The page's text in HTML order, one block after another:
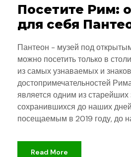
Посетите Рим:
для себя
Пантеон - музей под
можно посетить только в
из самых узнаваемых и
достопримечательностей
является одним из старейших
сохранившихся до наших
посещаемым в 2019 году, до
Read More